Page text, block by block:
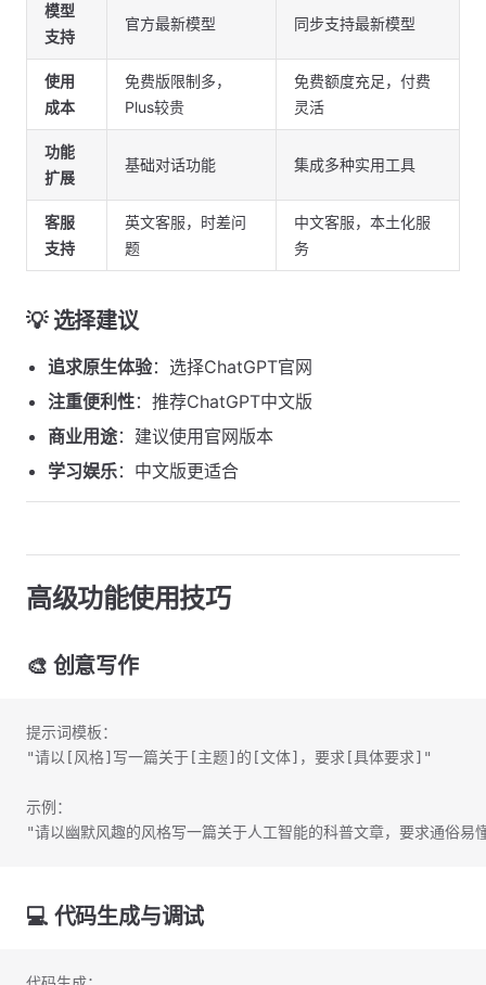
模型
支持
官方最新模型 同步支持最新模型
使用
成本
免费版限制多，
Plus较贵
免费额度充足，付费
灵活
功能
扩展
基础对话功能 集成多种实用工具
客服
支持
英文客服，时差问
题
中文客服，本土化服
务
💡 选择建议
追求原生体验：选择ChatGPT官网
注重便利性：推荐ChatGPT中文版
商业用途：建议使用官网版本
学习娱乐：中文版更适合
高级功能使用技巧
🎨 创意写作
提示词模板：
"请以[风格]写一篇关于[主题]的[文体]，要求[具体要求]"
示例：
"请以幽默风趣的风格写一篇关于人工智能的科普文章，要求通俗易
💻 代码生成与调试